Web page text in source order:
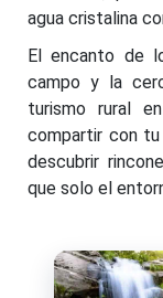
agua cristalina
El encanto de
campo y la
turismo rural
compartir con tu
descubrir
que solo el